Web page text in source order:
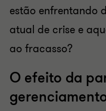
estão enfrentando
atual de crise e
ao fracasso?
O efeito da